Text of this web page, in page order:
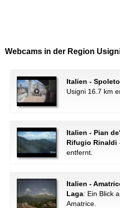
Webcams in der Region
Italien -
Usigni 16.7 km
Italien - Pian
Rifugio Rinaldi
entfernt.
Italien -
Laga: Ein Blick
Amatrice.